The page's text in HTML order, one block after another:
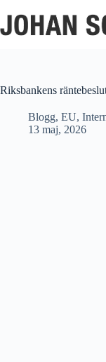
till
innehåll
Riksbankens
Blogg, EU,
13 maj, 2026